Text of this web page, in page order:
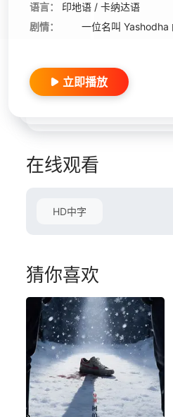
语言：
印地语 / 卡纳达语
剧情：
一位名叫 Yashodha 的
立即播放
在线观看
HD中字
猜你喜欢